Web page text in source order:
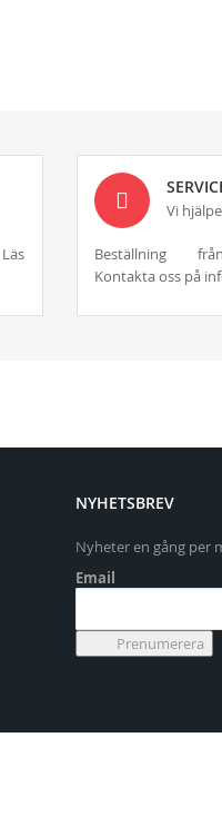
Vi
Beställning
Kontakta oss på
NYHETSBREV
Nyheter en gång per
Email